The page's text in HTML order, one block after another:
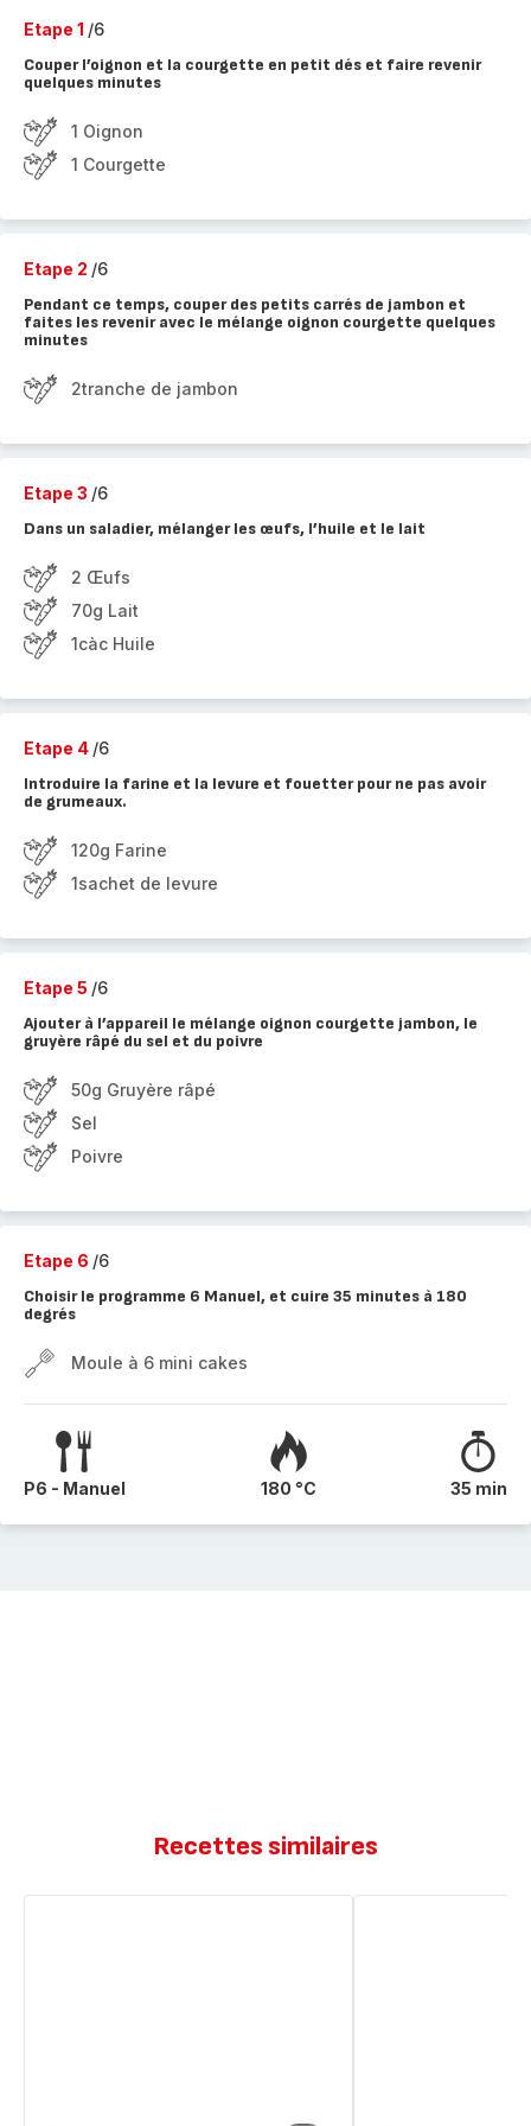
Etape 1 /6
Couper l’oignon et la courgette en petit dés et faire revenir
quelques minutes
1 Oignon
1 Courgette
Etape 2 /6
Pendant ce temps, couper des petits carrés de jambon et
faites les revenir avec le mélange oignon courgette quelques
minutes
2tranche de jambon
Etape 3 /6
Dans un saladier, mélanger les œufs, l’huile et le lait
2 Œufs
70g Lait
1càc Huile
Etape 4 /6
Introduire la farine et la levure et fouetter pour ne pas avoir
de grumeaux.
120g Farine
1sachet de levure
Etape 5 /6
Ajouter à l’appareil le mélange oignon courgette jambon, le
gruyère râpé du sel et du poivre
50g Gruyère râpé
Sel
Poivre
Etape 6 /6
Choisir le programme 6 Manuel, et cuire 35 minutes à 180
degrés
Moule à 6 mini cakes
P6 - Manuel 180 °C 35 min
Recettes similaires